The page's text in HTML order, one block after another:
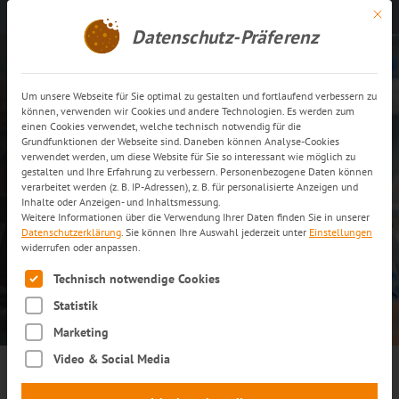
Kontakt aufnehmen
EURODIS
Europa-Distribution mit
intelligenter Mengen- und
Retourensteuerung
MEHR ERFAHREN
DIE HERAUSFORDERUNG
Mit
Datenschutz-Präferenz
Um unsere Webseite für Sie optimal zu gestalten und fortlaufend verbessern zu
können, verwenden wir Cookies und andere Technologien. Es werden zum
einen Cookies verwendet, welche technisch notwendig für die
Grundfunktionen der Webseite sind. Daneben können Analyse-Cookies
verwendet werden, um diese Website für Sie so interessant wie möglich zu
gestalten und Ihre Erfahrung zu verbessern. Personenbezogene Daten können
verarbeitet werden (z. B. IP-Adressen), z. B. für personalisierte Anzeigen und
Inhalte oder Anzeigen- und Inhaltsmessung.
Weitere Informationen über die Verwendung Ihrer Daten finden Sie in unserer
Datenschutzerklärung. Sie können Ihre Auswahl jederzeit unter Einstellungen
widerrufen oder anpassen.
Es folgt eine Liste der Service-Gruppen, für die eine
Technisch notwendige Cookies
Statistik
Marketing
Video & Social Media